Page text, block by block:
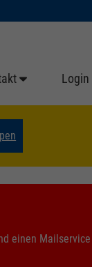
Login
einen Mailservice